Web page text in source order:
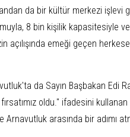
da bir kültür merkezi işlevi
8 bin kişilik kapasitesiyle
açılışında emeği geçen
da Sayın Başbakan Edi
oldu." ifadesini
Arnavutluk arasında bir adımı